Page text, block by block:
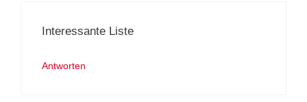
Interessante Liste
Antworten